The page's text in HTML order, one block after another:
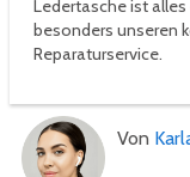
Ledertasche ist
besonders unseren
Reparaturservice.
Von